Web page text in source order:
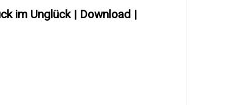
im Unglück | Download |